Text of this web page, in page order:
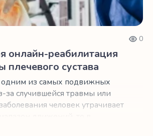
поможет подготовиться к
восстановиться в домашних
0
онлайн-реабилитация
плечевого сустава
одним из самых подвижных
за случившейся травмы или
человек утрачивает